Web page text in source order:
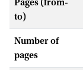
Pages (from-
to)
Number of
pages